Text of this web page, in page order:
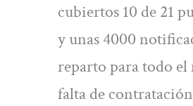
cubiertos 10 de 21
y unas 4000
reparto para todo
falta de